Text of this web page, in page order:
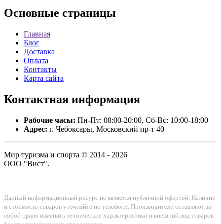
Основные страницы
Главная
Блог
Доставка
Оплата
Контакты
Карта сайта
Контактная информация
Рабочие часы: Пн-Пт: 08:00-20:00, Сб-Вс: 10:00-18:00
Адрес: г. Чебоксары, Московский пр-т 40
Мир туризма и спорта © 2014 - 2026
ООО "Вист".
Данный информационный ресурс не является публичной офертой. Наличие
и стоимость товаров уточняйте по телефону. Производители оставляют за
собой право изменять технические характеристики и внешний вид товаров